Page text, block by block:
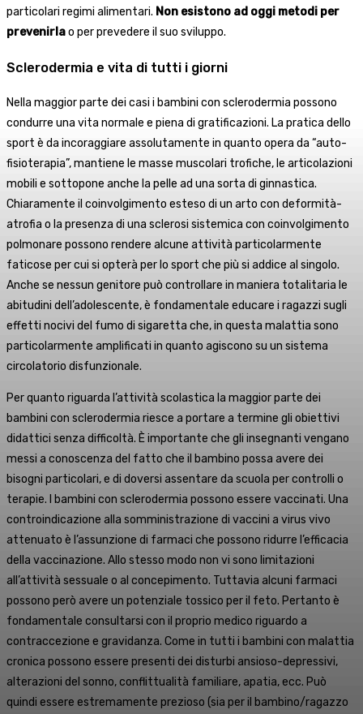
particolari regimi alimentari. Non esistono ad oggi metodi per
prevenirlao per prevedere il suo sviluppo.
Sclerodermia e vita di tutti i giorni
Nella maggior parte dei casi i bambini con sclerodermia possono
condurre una vita normale e piena di gratificazioni. La pratica dello
sport è da incoraggiare assolutamente in quanto opera da “auto-
fisioterapia”, mantiene le masse muscolari trofiche, le articolazioni
mobili e sottopone anche la pelle ad una sorta di ginnastica.
Chiaramente il coinvolgimento esteso di un arto con deformità-
atrofia o la presenza di una sclerosi sistemica con coinvolgimento
polmonare possono rendere alcune attività particolarmente
faticose per cui si opterà per lo sport che più si addice al singolo.
Anche se nessun genitore può controllare in maniera totalitaria le
abitudini dell’adolescente, è fondamentale educare i ragazzi sugli
effetti nocivi del fumo di sigaretta che, in questa malattia sono
particolarmente amplificati in quanto agiscono su un sistema
circolatorio disfunzionale.
Per quanto riguarda l’attività scolastica la maggior parte dei
bambini con sclerodermia riesce a portare a termine gli obiettivi
didattici senza difficoltà. È importante che gli insegnanti vengano
messi a conoscenza del fatto che il bambino possa avere dei
bisogni particolari, e di doversi assentare da scuola per controlli o
terapie. I bambini con sclerodermia possono essere vaccinati. Una
controindicazione alla somministrazione di vaccini a virus vivo
attenuato è l’assunzione di farmaci che possono ridurre l’efficacia
della vaccinazione. Allo stesso modo non vi sono limitazioni
all’attività sessuale o al concepimento. Tuttavia alcuni farmaci
possono però avere un potenziale tossico per il feto. Pertanto è
fondamentale consultarsi con il proprio medico riguardo a
contraccezione e gravidanza. Come in tutti i bambini con malattia
cronica possono essere presenti dei disturbi ansioso-depressivi,
alterazioni del sonno, conflittualità familiare, apatia, ecc. Può
quindi essere estremamente prezioso (sia per il bambino/ragazzo